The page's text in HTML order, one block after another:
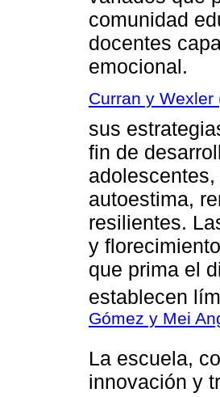
comunidad
docentes
emocional.
Curran y Wexler
sus
fin de
autoestima,
resilientes.
y
que prima el
establecen
Gómez y Mei
La escuela,
innovación y